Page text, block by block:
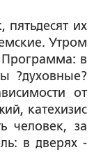
пятьдесят их
Утром
Программа: в
?духовные?
от
катехизис
человек, за
в дверях -